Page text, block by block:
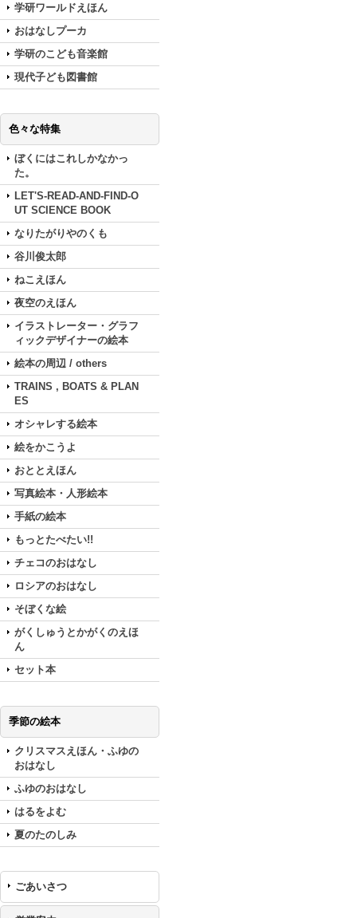
学研ワールドえほん
おはなしプーカ
学研のこども音楽館
現代子ども図書館
色々な特集
ぼくにはこれしかなかっ
た。
LET'S-READ-AND-FIND-O
UT SCIENCE BOOK
なりたがりやのくも
谷川俊太郎
ねこえほん
夜空のえほん
イラストレーター・グラフ
ィックデザイナーの絵本
絵本の周辺 / others
TRAINS , BOATS & PLAN
ES
オシャレする絵本
絵をかこうよ
おととえほん
写真絵本・人形絵本
手紙の絵本
もっとたべたい!!
チェコのおはなし
ロシアのおはなし
そぼくな絵
がくしゅうとかがくのえほ
ん
セット本
季節の絵本
クリスマスえほん・ふゆの
おはなし
ふゆのおはなし
はるをよむ
夏のたのしみ
ごあいさつ